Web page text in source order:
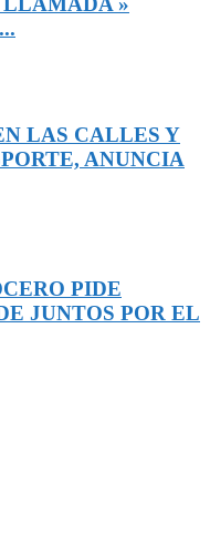
LAS CALLES Y
ANUNCIA
PIDE
JUNTOS POR EL